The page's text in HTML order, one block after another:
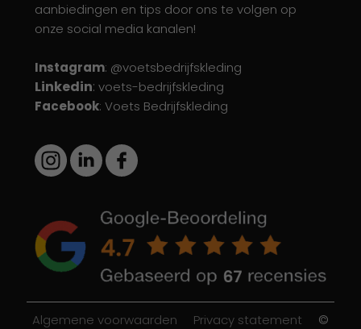
aanbiedingen en tips door ons te volgen op
onze social media kanalen!
Instagram: @voetsbedrijfskleding
Linkedin: voets-bedrijfskleding
Facebook: Voets Bedrijfskleding
Algemene voorwaarden Privacy statement ©